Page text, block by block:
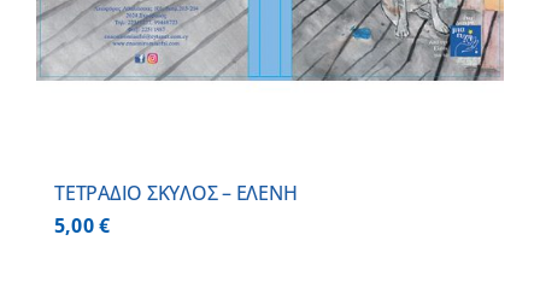
ΤΕΤΡΑΔΙΟ ΣΚΥΛΟΣ – ΕΛΕΝΗ
5,00€